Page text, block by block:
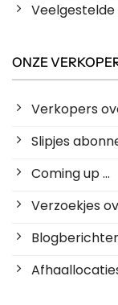
ONZE
Verkopers
Slipjes
Coming up ...
Verzoekjes